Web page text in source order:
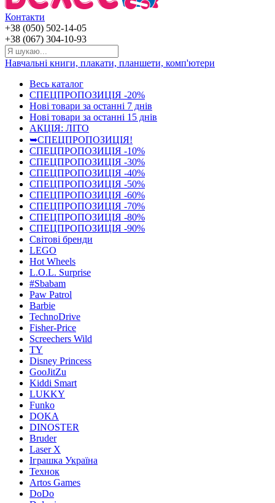
Контакти
+38 (050) 502-14-05
+38 (067) 304-10-93
Навчальні книги, плакати, планшети, комп'ютери
Весь каталог
СПЕЦПРОПОЗИЦІЯ -20%
Нові товари за останнi 7 днiв
Нові товари за останнi 15 днiв
АКЦІЯ: ЛІТО
➥СПЕЦПРОПОЗИЦІЯ!
СПЕЦПРОПОЗИЦІЯ -10%
СПЕЦПРОПОЗИЦІЯ -30%
СПЕЦПРОПОЗИЦІЯ -40%
СПЕЦПРОПОЗИЦІЯ -50%
СПЕЦПРОПОЗИЦІЯ -60%
СПЕЦПРОПОЗИЦІЯ -70%
СПЕЦПРОПОЗИЦІЯ -80%
СПЕЦПРОПОЗИЦІЯ -90%
Світові бренди
LEGO
Hot Wheels
L.O.L. Surprise
#Sbabam
Paw Patrol
Barbie
TechnoDrive
Fisher-Price
Screechers Wild
TY
Disney Princess
GooJitZu
Kiddi Smart
LUKKY
Funko
DOKA
DINOSTER
Bruder
Laser X
Іграшка Україна
Технок
Artos Games
DoDo